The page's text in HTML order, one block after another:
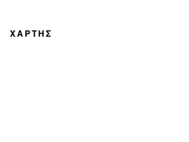
ΧΑΡΤΗΣ